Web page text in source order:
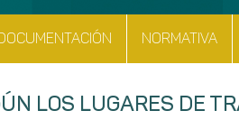
NORMATIVA
LOS LUGARES DE